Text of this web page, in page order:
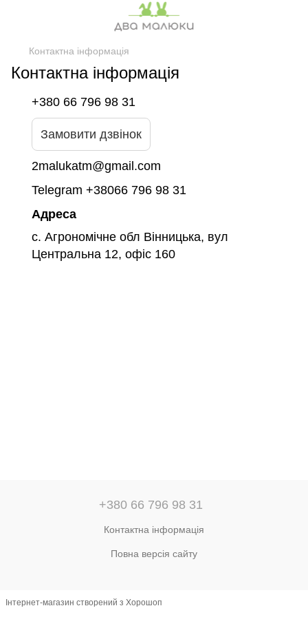
Контактна інформація
Контактна інформація
+380 66 796 98 31
Замовити дзвінок
2malukatm@gmail.com
Telegram +38066 796 98 31
Адреса
с. Агрономічне обл Вінницька, вул
Центральна 12, офіс 160
+380 66 796 98 31
Контактна інформація
Повна версія сайту
Інтернет-магазин створений з Хорошоп